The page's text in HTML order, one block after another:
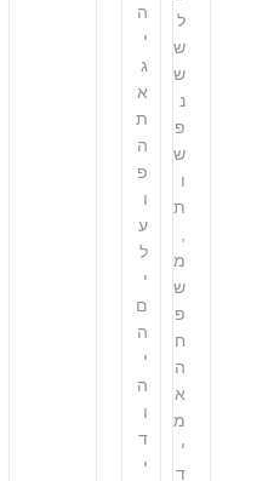
ל
ש
ש
נ
פ
ש
ו
ת
מ
ש
פ
ח
ה
א
מ
י
ד
ה
י
ג
א
ת
ה
פ
ו
ע
ל
י
ם
ה
י
ה
ו
ד
י